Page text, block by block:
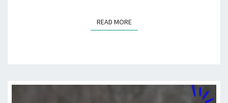
READ MOREREAD MORE